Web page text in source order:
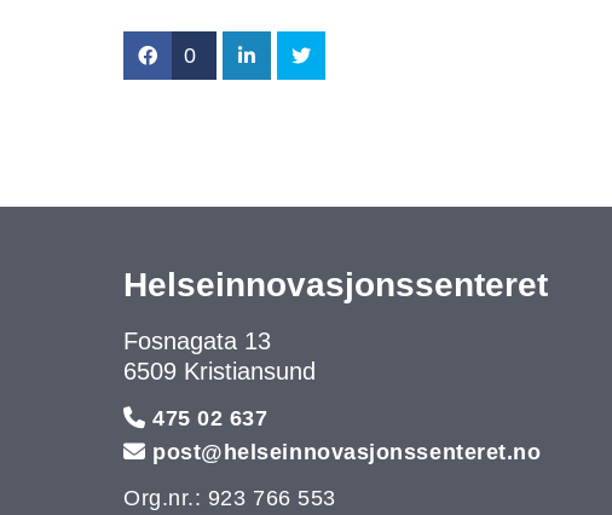
0
Helseinnovasjonssenteret
Fosnagata 13
6509 Kristiansund
 475 02 637
 post@helseinnovasjonssenteret.no
Org.nr.: 923 766 553